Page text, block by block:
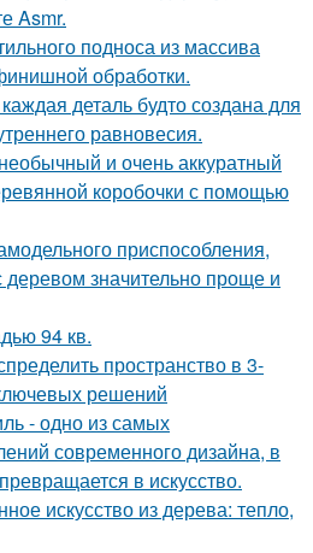
Asmr.
подноса из массива
обработки.
деталь будто создана для
равновесия.
и очень аккуратный
коробочки с помощью
приспособления,
деревом значительно проще и
94 кв.
пространство в 3-
решений
- одно из самых
современного дизайна, в
в искусство.
искусство из дерева: тепло,